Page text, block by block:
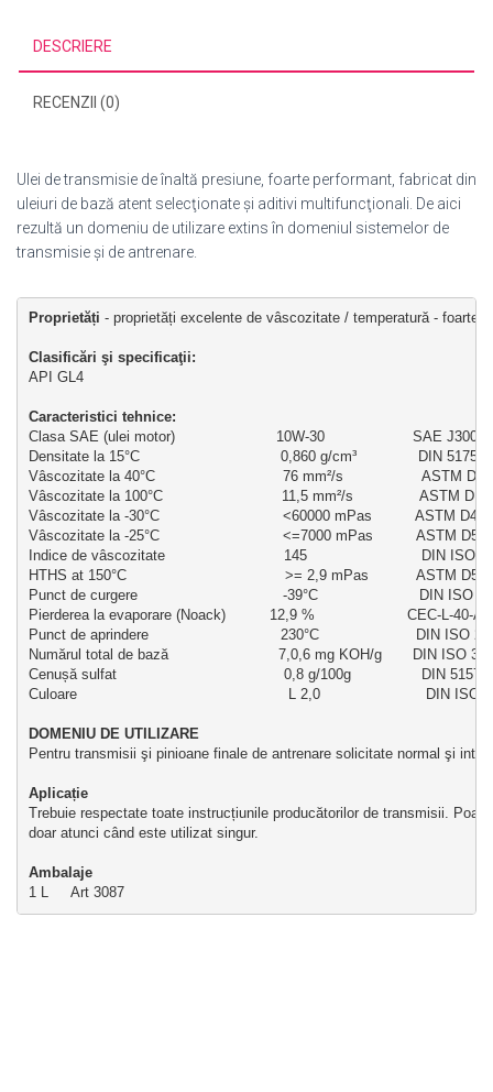
DESCRIERE
RECENZII (0)
Ulei de transmisie de înaltă presiune, foarte performant, fabricat din
uleiuri de bază atent selecţionate şi aditivi multifuncţionali. De aici
rezultă un domeniu de utilizare extins în domeniul sistemelor de
transmisie şi de antrenare.
Proprietăți - proprietăți excelente de vâscozitate / temperatură - foarte
Clasificări şi specificaţii:
API GL4
Caracteristici tehnice:
Clasa SAE (ulei motor)                       10W-30                    SAE J300
Densitate la 15°C                                0,860 g/cm³              DIN 51757
Vâscozitate la 40°C                             76 mm²/s                  ASTM D
Vâscozitate la 100°C                           11,5 mm²/s               ASTM D
Vâscozitate la -30°C                            <60000 mPas          ASTM
Vâscozitate la -25°C                            <=7000 mPas          ASTM
Indice de vâscozitate                           145                          DIN ISO
HTHS at 150°C                                    >= 2,9 mPas           ASTM
Punct de curgere                                 -39°C                       DIN ISO
Pierderea la evaporare (Noack)          12,9 %                     CEC-L-40-A-
Punct de aprindere                              230°C                      DIN ISO
Numărul total de bază                         7,0,6 mg KOH/g       DIN ISO
Cenușă sulfat                                      0,8 g/100g                DIN 51575
Culoare                                                L 2,0                        DIN ISO
DOMENIU DE UTILIZARE
Pentru transmisii şi pinioane finale de antrenare solicitate normal şi
Aplicație
Trebuie respectate toate instrucțiunile producătorilor de transmisii.
doar atunci când este utilizat singur.
Ambalaje
1 L     Art 3087